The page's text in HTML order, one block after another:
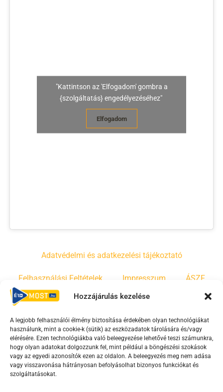
Hozzájárulás kezelése
A legjobb felhasználói élmény biztosítása érdekében olyan technológiákat
használunk, mint a cookie-k (sütik) az eszközadatok tárolására és/vagy
elérésére. Ezen technológiákba való beleegyezése lehetővé teszi számunkra,
hogy olyan adatokat dolgozzunk fel, mint például a böngészési szokások
vagy az egyedi azonosítók ezen az oldalon. A beleegyezés meg nem adása
vagy visszavonása hátrányosan befolyásolhat bizonyos funkciókat és
szolgáltatásokat.
"Kattintson az 'Elfogadom' gombra a
{szolgáltatás} engedélyezéséhez"
Elfogadom
Adatvédelmi és adatkezelési tájékoztató
Felhasználási Feltételek Impresszum ÁSZF
Irányelvek Moderálási szabályzat
F
a
c
e
Y
o
u
t
T
i
k